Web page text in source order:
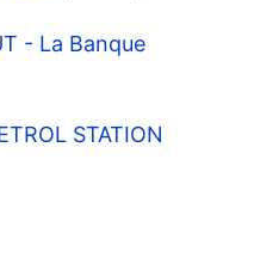
- La Banque
STATION